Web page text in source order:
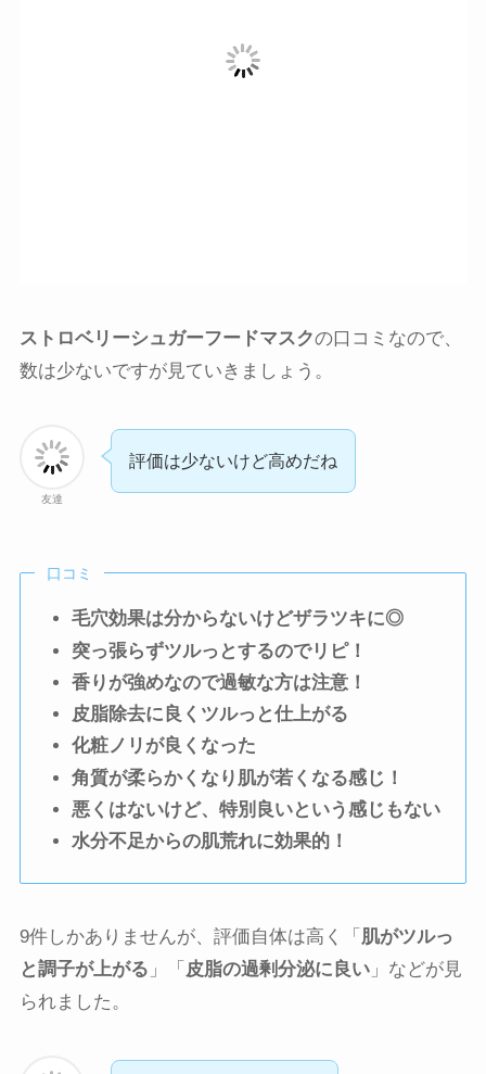
ストロベリーシュガーフードマスクの口コミなので、
数は少ないですが見ていきましょう。
友達
評価は少ないけど高めだね
口コミ
毛穴効果は分からないけどザラツキに◎
突っ張らずツルっとするのでリピ！
香りが強めなので過敏な方は注意！
皮脂除去に良くツルっと仕上がる
化粧ノリが良くなった
角質が柔らかくなり肌が若くなる感じ！
悪くはないけど、特別良いという感じもない
水分不足からの肌荒れに効果的！
9件しかありませんが、評価自体は高く「 肌がツルっ
と調子が上がる 」「 皮脂の過剰分泌に良い」などが見
られました。